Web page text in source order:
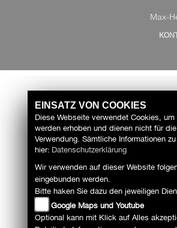
Max-
EINSATZ VON COOKIES
Diese Webseite verwendet Cookies,
werden erhoben und dienen nicht für
Verwendung. Sämtliche Informationen
hier: Datenschutzerklärung
Wir verwenden auf dieser Website
eingebunden werden.
Bitte haken Sie dazu den jeweiligen
Google Maps und Youtube
Optional kann mit Klick auf Alles